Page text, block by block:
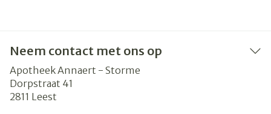
Neem contact met ons op
Apotheek Annaert - Storme
Dorpstraat 41
2811 Leest